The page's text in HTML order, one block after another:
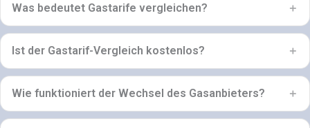
Was bedeutet Gastarife vergleichen?
Ist der Gastarif-Vergleich kostenlos?
Wie funktioniert der Wechsel des Gasanbieters?